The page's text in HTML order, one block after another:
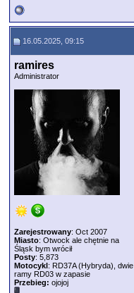
16.05.2025, 09:15
ramires
Administrator
Zarejestrowany: Oct 2007
Miasto: Otwock ale chętnie na
Śląsk bym wrócił
Posty: 5,873
Motocykl: RD37A (Hybryda), dwie
ramy RD03 w zapasie
Przebieg: ojojoj